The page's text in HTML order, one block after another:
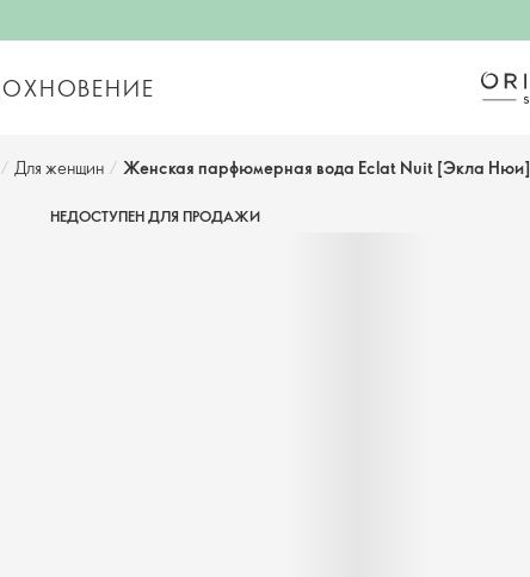
/ Для женщин / Женская парфюмерная вода Eclat Nuit [Экла Нюи]
НЕДОСТУПЕН ДЛЯ ПРОДАЖИ